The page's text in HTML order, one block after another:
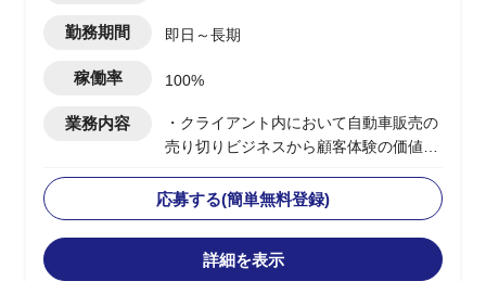
勤務期間 即日～長期
稼働率 100%
業務内容
・クライアント内において自動車販売の
売り切りビジネスから顧客体験の価値提
ネスモデルへの変革期を迎えている
・新たなビジネスモデル実現の一環とし
てデジタル、データを活用した新たなプ
ラットフォームの企画、構築を実行中
応募する(簡単無料登録)
詳細を表示